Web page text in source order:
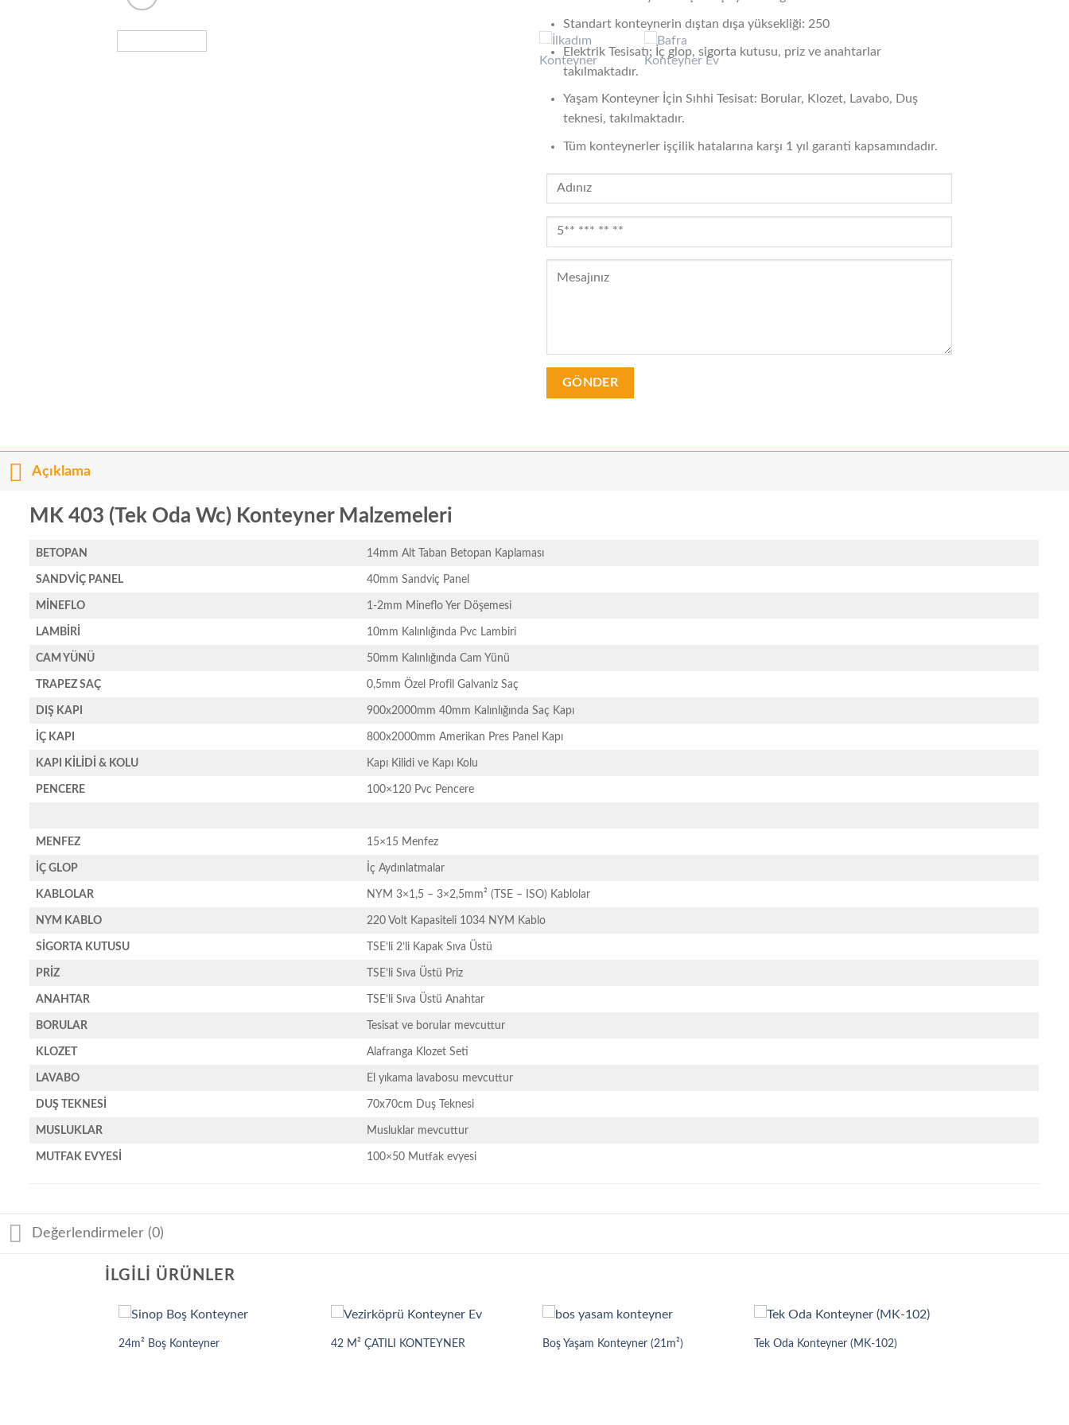
Standart konteynerin dıştan dışa yüksekliği: 250
Elektrik Tesisatı: İç glop, sigorta kutusu, priz ve anahtarlar
takılmaktadır.
Yaşam Konteyner İçin Sıhhi Tesisat: Borular, Klozet, Lavabo, Duş
teknesi, takılmaktadır.
Tüm konteynerler işçilik hatalarına karşı 1 yıl garanti kapsamındadır.
Açıklama
MK 403 (Tek Oda Wc) Konteyner Malzemeleri
BETOPAN 14mm Alt Taban Betopan Kaplaması
SANDVİÇ PANEL 40mm Sandviç Panel
MİNEFLO 1-2mm Mineflo Yer Döşemesi
LAMBİRİ 10mm Kalınlığında Pvc Lambiri
CAM YÜNÜ 50mm Kalınlığında Cam Yünü
TRAPEZ SAÇ 0,5mm Özel Profil Galvaniz Saç
DIŞ KAPI 900x2000mm 40mm Kalınlığında Saç Kapı
İÇ KAPI 800x2000mm Amerikan Pres Panel Kapı
KAPI KİLİDİ & KOLU Kapı Kilidi ve Kapı Kolu
PENCERE 100×120 Pvc Pencere
MENFEZ 15×15 Menfez
İÇ GLOP İç Aydınlatmalar
KABLOLAR NYM 3×1,5 – 3×2,5mm² (TSE – ISO) Kablolar
NYM KABLO 220 Volt Kapasiteli 1034 NYM Kablo
SİGORTA KUTUSU TSE’li 2’li Kapak Sıva Üstü
PRİZ TSE’li Sıva Üstü Priz
ANAHTAR TSE’li Sıva Üstü Anahtar
BORULAR Tesisat ve borular mevcuttur
KLOZET Alafranga Klozet Seti
LAVABO El yıkama lavabosu mevcuttur
DUŞ TEKNESİ 70x70cm Duş Teknesi
MUSLUKLAR Musluklar mevcuttur
MUTFAK EVYESİ 100×50 Mutfak evyesi
Değerlendirmeler (0)
İLGILI ÜRÜNLER
24m² Boş Konteyner 42 M² ÇATILI KONTEYNER Boş Yaşam Konteyner (21m²)
Tek Oda Konteyner (MK-102)